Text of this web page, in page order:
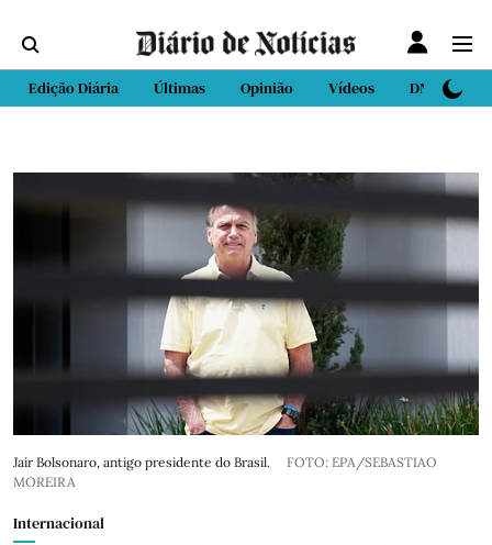
Edição Diária Últimas Opinião Vídeos DN Sport
Jair Bolsonaro, antigo presidente do Brasil.
FOTO: EPA/SEBASTIAO
MOREIRA
Internacional